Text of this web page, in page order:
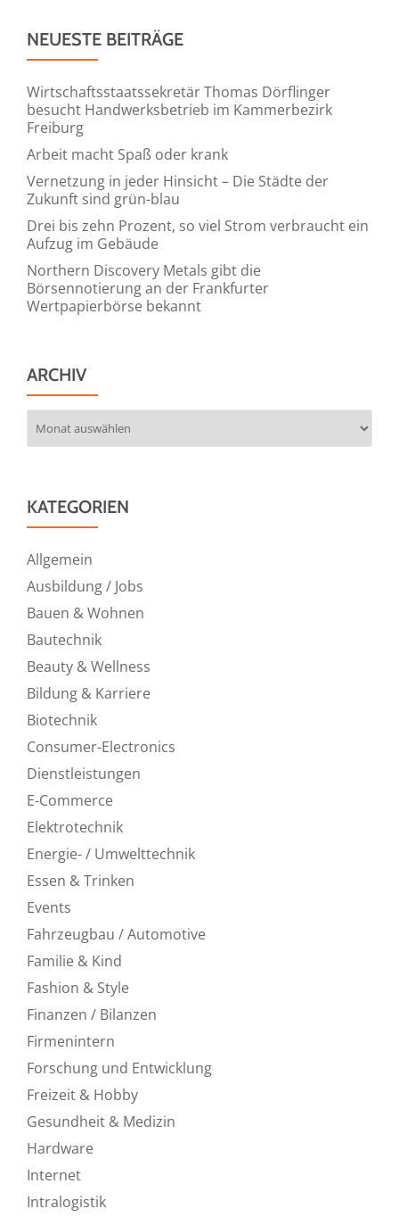
in
Württemberg
übernommen
Expertenkreis
etabliert
NEUESTE BEITRÄGE
Wirtschaftsstaatssekretär Thomas Dörflinger
besucht Handwerksbetrieb im Kammerbezirk
Freiburg
Arbeit macht Spaß oder krank
Vernetzung in jeder Hinsicht – Die Städte der
Zukunft sind grün-blau
Drei bis zehn Prozent, so viel Strom verbraucht ein
Aufzug im Gebäude
Northern Discovery Metals gibt die
Börsennotierung an der Frankfurter
Wertpapierbörse bekannt
ARCHIV
KATEGORIEN
Allgemein
Ausbildung / Jobs
Bauen & Wohnen
Bautechnik
Beauty & Wellness
Bildung & Karriere
Biotechnik
Consumer-Electronics
Dienstleistungen
E-Commerce
Elektrotechnik
Energie- / Umwelttechnik
Essen & Trinken
Events
Fahrzeugbau / Automotive
Familie & Kind
Fashion & Style
Finanzen / Bilanzen
Firmenintern
Forschung und Entwicklung
Freizeit & Hobby
Gesundheit & Medizin
Hardware
Internet
Intralogistik